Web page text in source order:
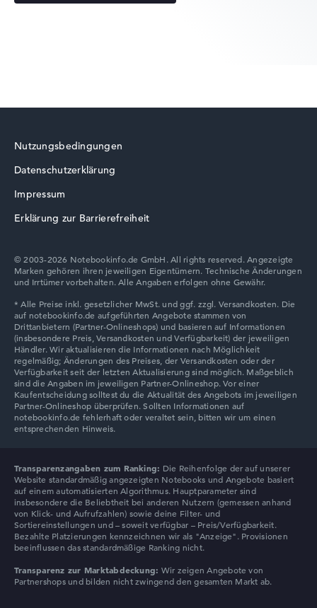
Lenovo V
Lenovo Chromebook
Nutzungsbedingungen
Datenschutzerklärung
Impressum
Erklärung zur Barrierefreiheit
© 2003-2026 Notebookinfo.de GmbH. All rights reserved. Angezeigte
Marken gehören ihren jeweiligen Eigentümern. Technische Änderungen
und Irrtümer vorbehalten. Alle Angaben erfolgen ohne Gewähr.
Transparenzangaben zum Ranking: Die Reihenfolge der auf unserer
Website standardmäßig angezeigten Notebooks und Angebote basiert
auf einem automatisierten Algorithmus. Hauptparameter sind
insbesondere die Beliebtheit bei anderen Nutzern (gemessen anhand
von Klick- und Aufrufzahlen) sowie deine Filter- und
Sortiereinstellungen und – soweit verfügbar – Preis/Verfügbarkeit.
Bezahlte Platzierungen kennzeichnen wir als "Anzeige". Provisionen
beeinflussen das standardmäßige Ranking nicht.
Transparenz zur Marktabdeckung: Wir zeigen Angebote von
Partnershops und bilden nicht zwingend den gesamten Markt ab.